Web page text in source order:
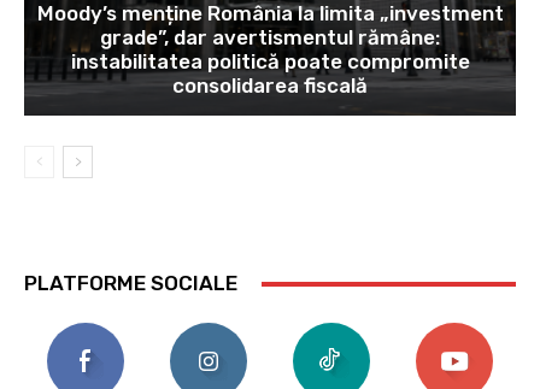
Moody’s menține România la limita „investment
grade”, dar avertismentul rămâne:
instabilitatea politică poate compromite
consolidarea fiscală
PLATFORME SOCIALE